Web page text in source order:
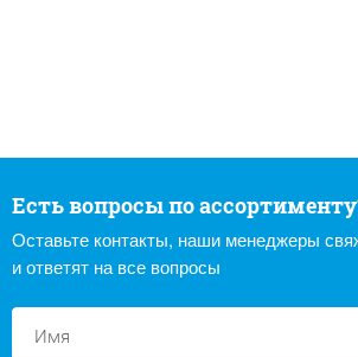
Есть вопросы по
Оставьте контакты, наши менеджеры
и ответят на все вопросы